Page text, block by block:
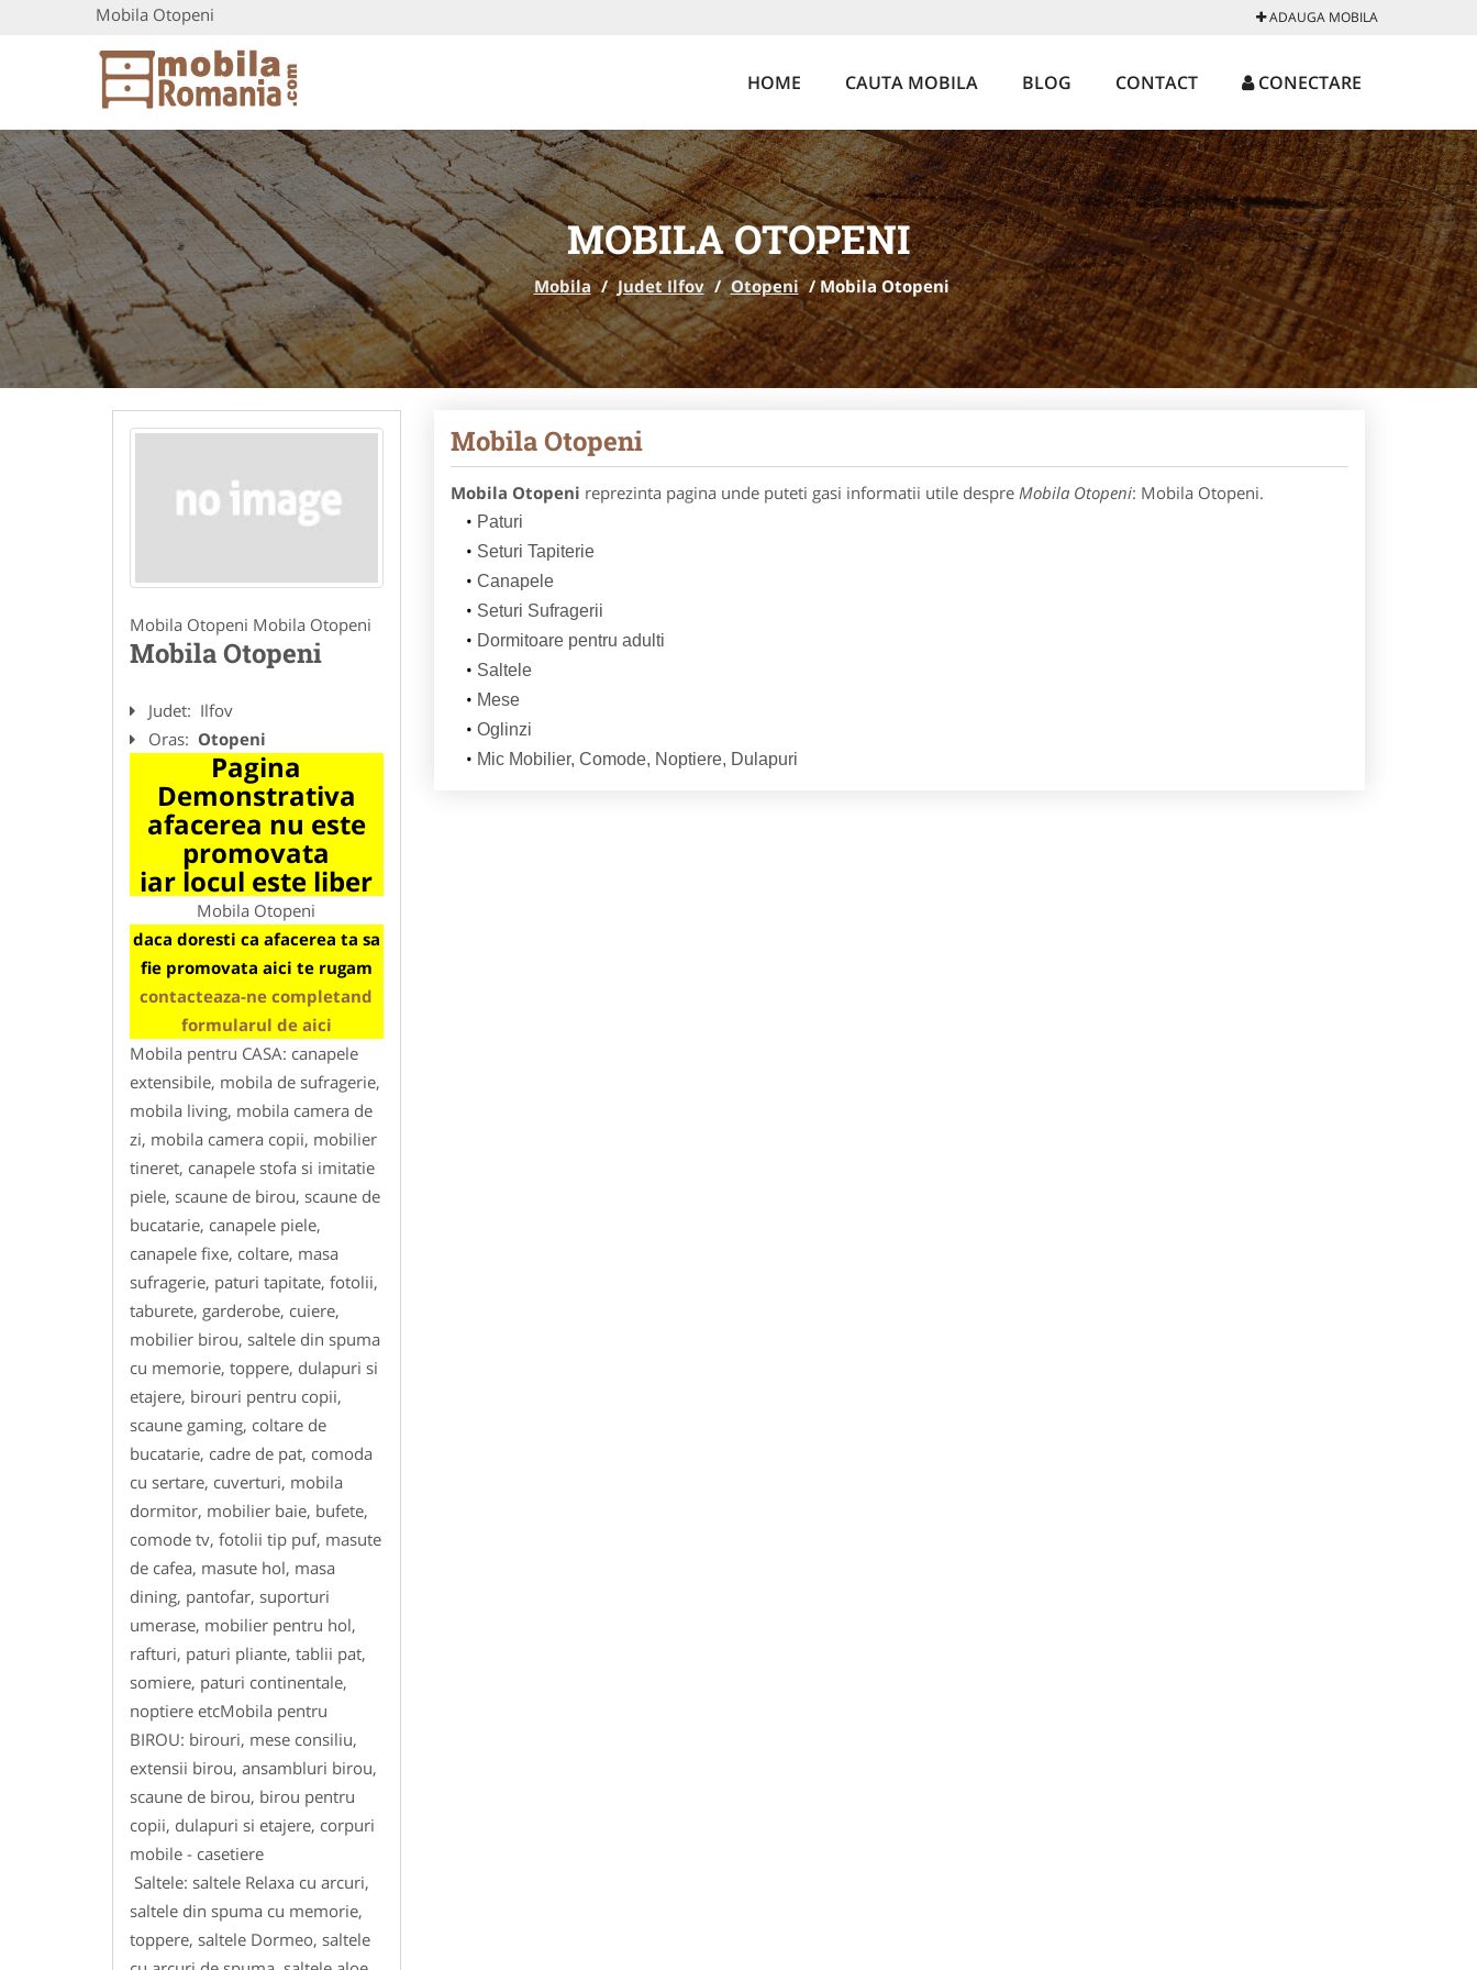
Mobila Otopeni ADAUGA MOBILA
HOME CAUTA MOBILA BLOG CONTACT CONECTARE
MOBILA OTOPENI
Mobila / Judet Ilfov / Otopeni /Mobila Otopeni
Mobila Otopeni Mobila Otopeni
Mobila Otopeni
Judet: Ilfov
Oras: Otopeni
Pagina
Demonstrativa
afacerea nu este
promovata
iar locul este liber
Mobila Otopeni
daca doresti ca afacerea ta sa
fie promovata aici te rugam
contacteaza-ne completand
formularul de aici
Mobila pentru CASA: canapele
extensibile, mobila de sufragerie,
mobila living, mobila camera de
zi, mobila camera copii, mobilier
tineret, canapele stofa si imitatie
piele, scaune de birou, scaune de
bucatarie, canapele piele,
canapele fixe, coltare, masa
sufragerie, paturi tapitate, fotolii,
taburete, garderobe, cuiere,
mobilier birou, saltele din spuma
cu memorie, toppere, dulapuri si
etajere, birouri pentru copii,
scaune gaming, coltare de
bucatarie, cadre de pat, comoda
cu sertare, cuverturi, mobila
dormitor, mobilier baie, bufete,
comode tv, fotolii tip puf, masute
de cafea, masute hol, masa
dining, pantofar, suporturi
umerase, mobilier pentru hol,
rafturi, paturi pliante, tablii pat,
somiere, paturi continentale,
noptiere etcMobila pentru
BIROU: birouri, mese consiliu,
extensii birou, ansambluri birou,
scaune de birou, birou pentru
copii, dulapuri si etajere, corpuri
mobile - casetiere
Saltele: saltele Relaxa cu arcuri,
saltele din spuma cu memorie,
toppere, saltele Dormeo, saltele
Mobila Otopeni
Mobila Otopeni reprezinta pagina unde puteti gasi informatii utile despre Mobila Otopeni: Mobila Otopeni.
Paturi
Seturi Tapiterie
Canapele
Seturi Sufragerii
Dormitoare pentru adulti
Saltele
Mese
Oglinzi
Mic Mobilier, Comode, Noptiere, Dulapuri